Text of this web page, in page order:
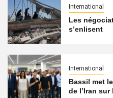
International
Les
s’enlisent
International
Bassil met
de l’Iran sur